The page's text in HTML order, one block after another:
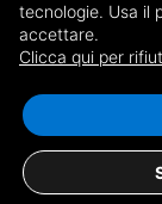
Vendita
Case
Acqualagna
2 Apecchio
tecnologie. Usa il
accettare.
Clicca qui per